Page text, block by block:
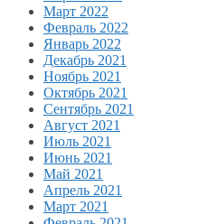
Март 2022
Февраль 2022
Январь 2022
Декабрь 2021
Ноябрь 2021
Октябрь 2021
Сентябрь 2021
Август 2021
Июль 2021
Июнь 2021
Май 2021
Апрель 2021
Март 2021